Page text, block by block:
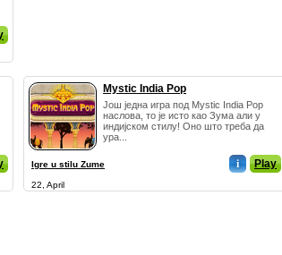
Mystic India Pop
Још једна игра под Mystic India Pop
наслова, то је исто као Зума али у
индијском стилу! Оно што треба да
ура...
Igre u stilu Zume i Play
22, April